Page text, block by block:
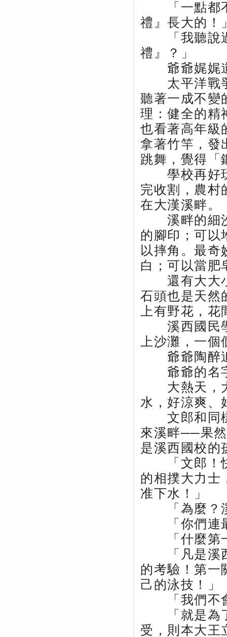
「一點都不
禮』長大的！
「我聽說過
禮』？」
爺爺娓娓道
太平洋戰爭
聽著一成不變
理：健全的精
也看著高年級
拿著竹竿，發
跳舞，覺得「
學校再好玩
完收割，農村
在大漢溪畔。
溪畔的細沙
的腳印；可以
以摔角。最奇
白；可以當
還有大大小
石頭也是天然
上有野花，
溪西國民學
上沙灘，一
爺爺陶醉追
爺爺的名
大熱天，大
水，好涼爽、
文郎和同樣
來溪畔──果
是溪西國校的
「文郎！快
的相撲大力士
准下水！」
「為麼？溪
「你們連最
「什麼第一
「凡是溪西
的考驗！第一
己的泳技！」
「我們不會
「就是為了
受，則本大王